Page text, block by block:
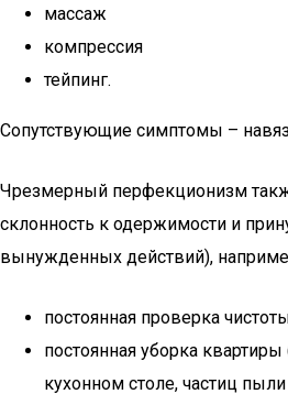
массаж
компрессия
тейпинг.
Сопутствующие симптомы –
Чрезмерный перфекционизм
склонность к одержимости и
вынужденных действий),
постоянная проверка
постоянная уборка квартиры
кухонном столе, частиц